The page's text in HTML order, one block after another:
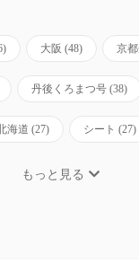
大阪 (48) 京
丹後くろまつ号 (38)
海道 (27) シート (27)
もっと見る